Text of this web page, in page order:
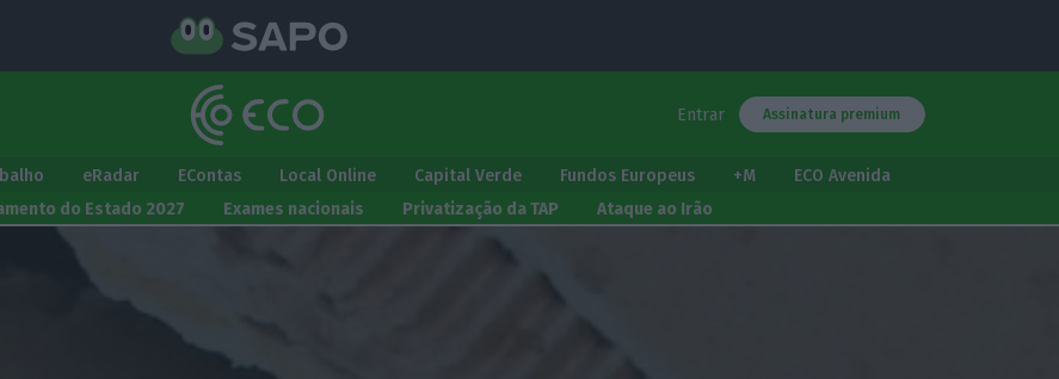
Entrar Assinatura premium
eRadar EContas Local Online Capital Verde Fundos Europeus +M
ECO Avenida
do Estado 2027 Exames nacionais Privatização da TAP Ataque ao Irão